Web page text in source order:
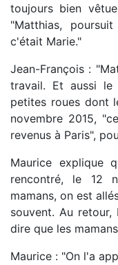
toujours bien
"Matthias,
c'était Marie."
Jean-François :
travail. Et aussi le
petites roues dont
novembre 2015,
revenus à Paris",
Maurice explique
rencontré, le 12
mamans, on est
souvent. Au
dire que les
Maurice : "On l'a